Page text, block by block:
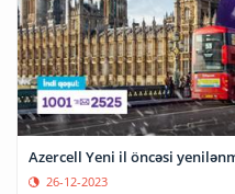
Azercell Yeni il öncəsi
26-12-2023